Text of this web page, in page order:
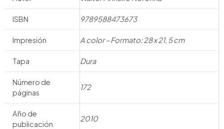
ISBN 9789588473673
Impresión A color – Formato: 28 x 21, 5 cm
Tapa Dura
Número de
páginas
172
Año de
publicación
2010